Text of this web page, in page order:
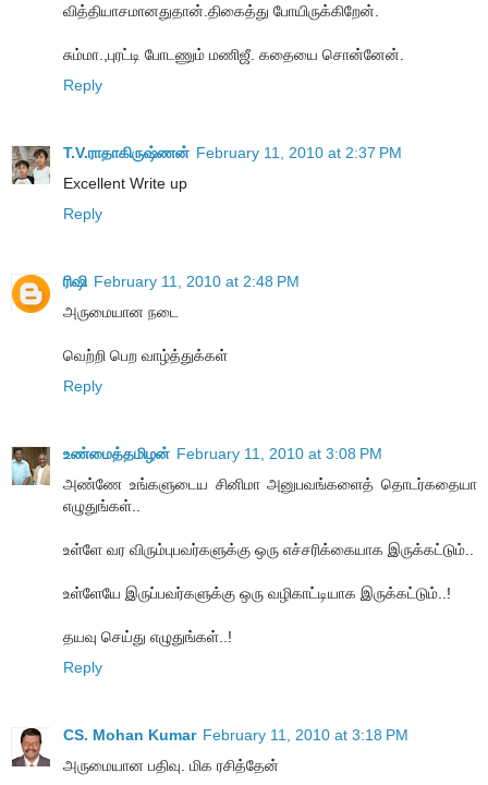
வித்தியாசமானதுதான்.திகைத்து போயிருக்கிறேன்.
சும்மா.,புரட்டி போடணும் மணிஜீ. கதையை சொன்னேன்.
Reply
T.V.ராதாகிருஷ்ணன் February 11, 2010 at 2:37 PM
Excellent Write up
Reply
ரிஷி February 11, 2010 at 2:48 PM
அருமையான நடை
வெற்றி பெற வாழ்த்துக்கள்
Reply
உண்மைத்தமிழன் February 11, 2010 at 3:08 PM
அண்ணே உங்களுடைய சினிமா அனுபவங்களைத் தொடர்கதையா
எழுதுங்கள்..
உள்ளே வர விரும்புபவர்களுக்கு ஒரு எச்சரிக்கையாக இருக்கட்டும்..
உள்ளேயே இருப்பவர்களுக்கு ஒரு வழிகாட்டியாக இருக்கட்டும்..!
தயவு செய்து எழுதுங்கள்..!
Reply
CS. Mohan Kumar February 11, 2010 at 3:18 PM
அருமையான பதிவு. மிக ரசித்தேன்